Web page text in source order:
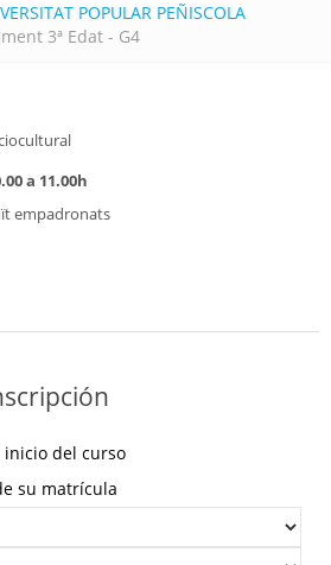
POPULAR PEÑISCOLA
3ª Edat - G4
a 11.00h
empadronats
del curso
su matrícula